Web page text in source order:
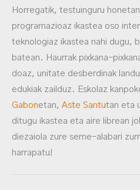
Horregatik, testuinguru
programazioaz ikastea oso
teknologiaz ikastea nahi dugu,
batean. Haurrak pixkana-
doaz, unitate desberdinak
edukiak zailduz. Eskolaz
Gabonetan, Aste Santutan eta
ditugu ikastea eta aire librean
diezaiola zure seme-alabari
harrapatu!